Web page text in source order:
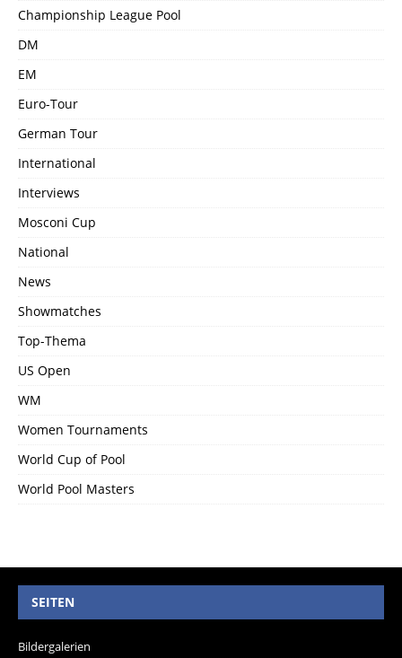
Championship League Pool
DM
EM
Euro-Tour
German Tour
International
Interviews
Mosconi Cup
National
News
Showmatches
Top-Thema
US Open
WM
Women Tournaments
World Cup of Pool
World Pool Masters
SEITEN
Bildergalerien